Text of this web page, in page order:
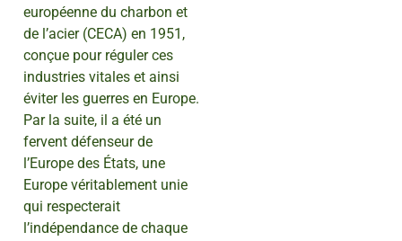
européenne du charbon et
de l’acier (CECA) en 1951,
conçue pour réguler ces
industries vitales et ainsi
éviter les guerres en Europe.
Par la suite, il a été un
fervent défenseur de
l’Europe des États, une
Europe véritablement unie
qui respecterait
l’indépendance de chaque